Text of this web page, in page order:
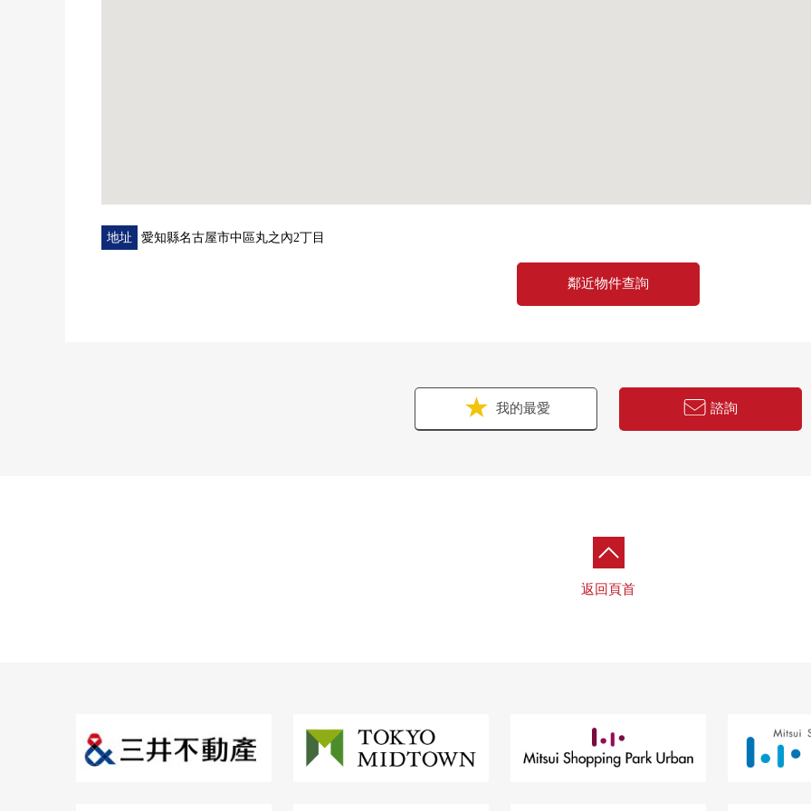
地址 愛知縣名古屋市中區丸之內2丁目
鄰近物件查詢
我的最愛 諮詢
返回頁首